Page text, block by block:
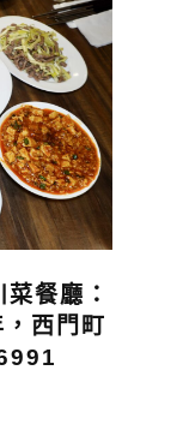
餐廳：
西門町